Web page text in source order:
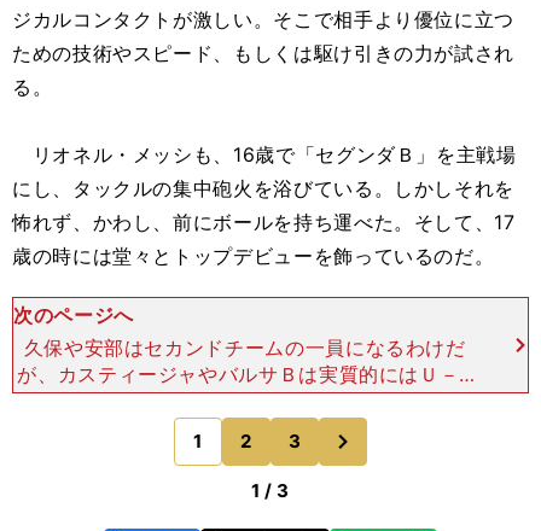
ジカルコンタクトが激しい。そこで相手より優位に立つ
ための技術やスピード、もしくは駆け引きの力が試され
る。
リオネル・メッシも、16歳で「セグンダＢ」を主戦場
にし、タックルの集中砲火を浴びている。しかしそれを
怖れず、かわし、前にボールを持ち運べた。そして、17
歳の時には堂々とトップデビューを飾っているのだ。
次のページへ
久保や安部はセカンドチームの一員になるわけだ
が、カスティージャやバルサＢは実質的にはＵ－2
0に近いチームで、大人を相手にすることになる。
ベテラン選手たちは若造を相手に目の色を変え、止
めに来るだろう。日
1 2 3
1 / 3